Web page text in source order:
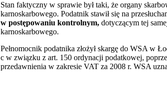
Stan faktyczny w sprawie był taki, że organy
karnoskarbowego. Podatnik stawił się na
w postępowaniu kontrolnym, dotyczącym tej
karnoskarbowego.
Pełnomocnik podatnika złożył skargę do WSA w
c w związku z art. 150 ordynacji podatkowej,
przedawnienia w zakresie VAT za 2008 r. WSA